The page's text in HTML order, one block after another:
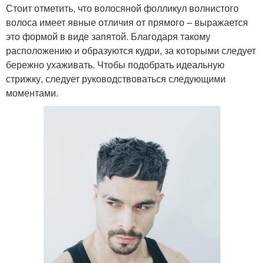
Стоит отметить, что волосяной фолликул волнистого
волоса имеет явные отличия от прямого – выражается
это формой в виде запятой. Благодаря такому
расположению и образуются кудри, за которыми следует
бережно ухаживать. Чтобы подобрать идеальную
стрижку, следует руководствоваться следующими
моментами.